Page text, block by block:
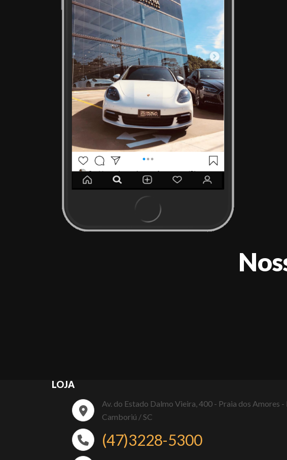
LOJA
Av. do Estado Dalmo Vieira, 400 - Praia dos Amores -
Camboriú / SC
(47)3228-5300